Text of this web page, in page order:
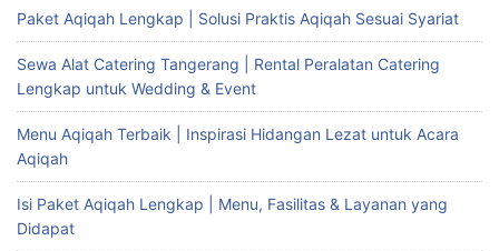
Paket Aqiqah Lengkap | Solusi Praktis Aqiqah Sesuai Syariat
Sewa Alat Catering Tangerang | Rental Peralatan Catering
Lengkap untuk Wedding & Event
Menu Aqiqah Terbaik | Inspirasi Hidangan Lezat untuk Acara
Aqiqah
Isi Paket Aqiqah Lengkap | Menu, Fasilitas & Layanan yang
Didapat